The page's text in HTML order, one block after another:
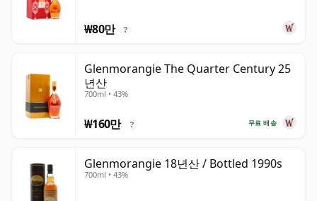
₩80만 ?
Glenmorangie The Quarter Century 25
년산
700ml • 43%
무료 배송
₩160만 ?
Glenmorangie 18년산 / Bottled 1990s
700ml • 43%